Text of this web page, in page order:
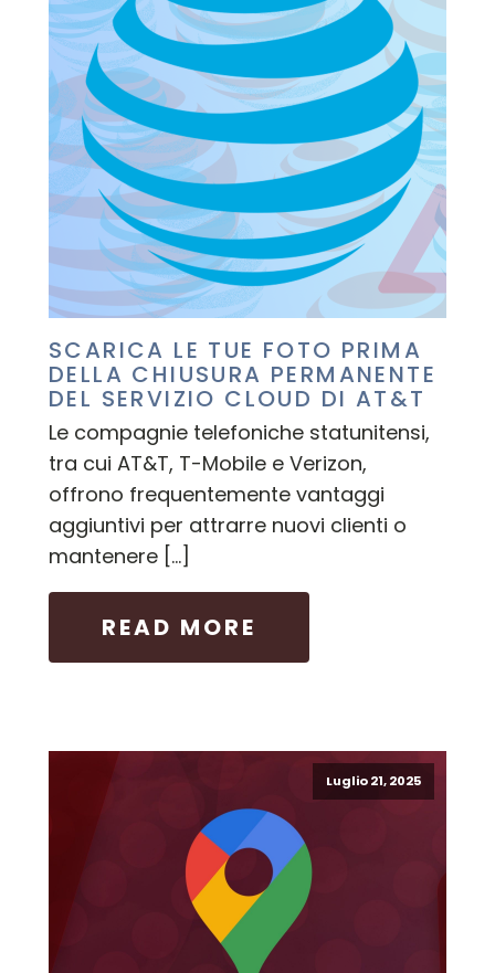
SCARICA LE TUE FOTO PRIMA
DELLA CHIUSURA PERMANENTE
DEL SERVIZIO CLOUD DI AT&T
Le compagnie telefoniche statunitensi,
tra cui AT&T, T-Mobile e Verizon,
offrono frequentemente vantaggi
aggiuntivi per attrarre nuovi clienti o
mantenere […]
READ MORE
Luglio 21, 2025